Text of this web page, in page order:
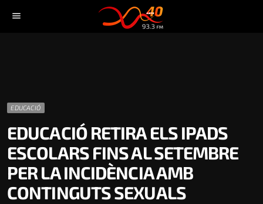
menu
EDUCACIÓ
EDUCACIÓ RETIRA ELS IPADS
ESCOLARS FINS AL SETEMBRE
PER LA INCIDÈNCIA AMB
CONTINGUTS SEXUALS